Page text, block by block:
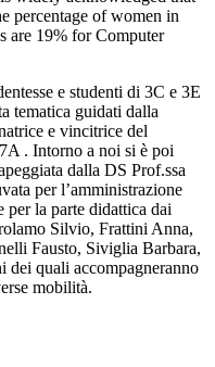
percentage of women in
are 19% for Computer
e studenti di 3C e 3E
tematica guidati dalla
e vincitrice del
. Intorno a noi si è poi
dalla DS Prof.ssa
per l’amministrazione
la parte didattica dai
Silvio, Frattini Anna,
Fausto, Siviglia Barbara,
dei quali accompagneranno
mobilità.